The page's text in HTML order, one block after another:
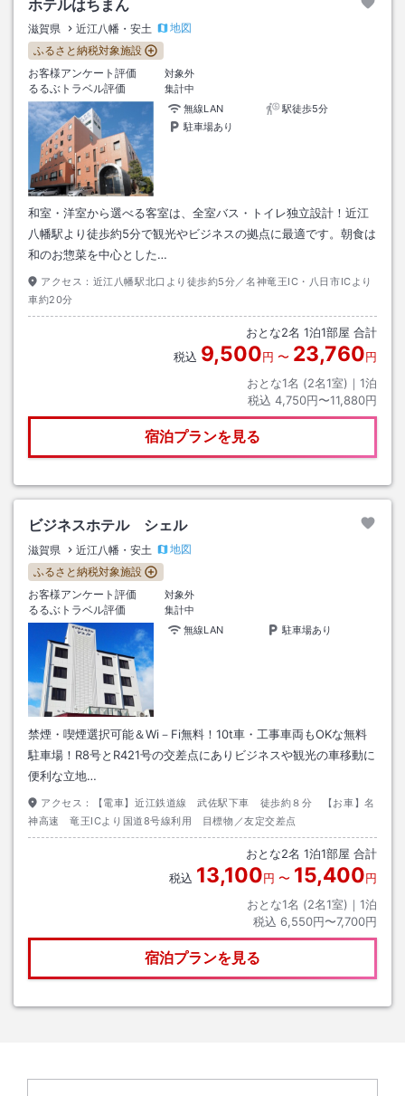
ホテルはちまん
滋賀県 近江八幡・安土
地図
ふるさと納税対象施設
お客様アンケート評価
対象外
るるぶトラベル評価
集計中
無線LAN
駅徒歩5分
駐車場あり
和室・洋室から選べる客室は、全室バス・トイレ独立設計！近江
八幡駅より徒歩約5分で観光やビジネスの拠点に最適です。朝食は
和のお惣菜を中心とした…
アクセス： 近江八幡駅北口より徒歩約5分／名神竜王IC・八日市ICより
車約20分
おとな2名 1泊1部屋 合計
税込 9,500円 〜 23,760円
おとな1名 (2名1室)｜ 1泊
税込 4,750円〜11,880円
宿泊プランを見る
ビジネスホテル シェル
滋賀県 近江八幡・安土
地図
ふるさと納税対象施設
お客様アンケート評価
対象外
るるぶトラベル評価
集計中
無線LAN
駐車場あり
禁煙・喫煙選択可能＆Wi－Fi無料！10t車・工事車両もOKな無料
駐車場！R8号とR421号の交差点にありビジネスや観光の車移動に
便利な立地…
アクセス：
【電車】近江鉄道線 武佐駅下車 徒歩約８分 【お車】名
神高速 竜王ICより国道8号線利用 目標物／友定交差点
おとな2名 1泊1部屋 合計
税込 13,100円 〜 15,400円
おとな1名 (2名1室)｜ 1泊
税込 6,550円〜7,700円
宿泊プランを見る